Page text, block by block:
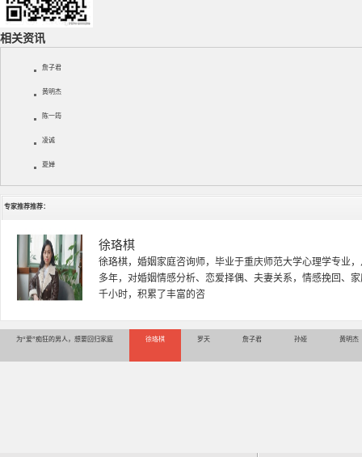
相关资讯
詹子君
黄明杰
陈一筠
凌诚
夏婵
专家推荐推荐：
徐珞棋
徐珞棋，婚姻家庭咨询师，毕业于重庆师范大学心理学专业
多年，对婚姻情感分析、恋爱择偶、夫妻关系，情感挽回、
千小时，积累了丰富的咨
为“爱”痴狂的男人，想要回归家庭 徐珞棋 罗天 詹子君 孙娅 黄明杰